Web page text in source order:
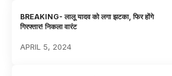
BREAKING- लालू यादव को लगा झटका, फिर होंगे
गिरफ्तार! निकला वारंट
APRIL 5, 2024